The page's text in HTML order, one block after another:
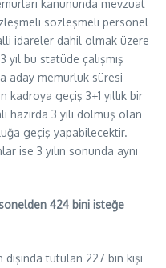
kanununda mevzuat
sözleşmeli personel
idareler dahil olmak üzere
bu statüde çalışmış
aday memurluk süresi
kadroya geçiş 3+1 yıllık bir
3 yılı dolmuş olan
geçiş yapabilecektir.
ise 3 yılın sonunda aynı
424 bini isteğe
tutulan 227 bin kişi